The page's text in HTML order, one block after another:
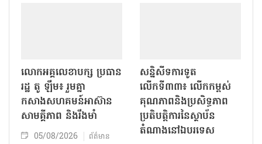
លោក​អគ្គលេខាបក្ស ប្រធាន
រដ្ឋ តូ ឡឹម៖ រួមគ្នា
កសាងសហគមន៍អាស៊ាន
សាមគ្គីភាព និងរឹងមាំ
05/08/2026 ព័ត៌មាន
សន្និសីទការទូត
លើកទី៣៣៖ លើក​កម្ពស់
គុណភាពនិងប្រសិទ្ធភាព
ប្រតិបត្តិការ​នៃស្ថាប័ន​​
តំណាងនៅឯ​បរទេស​